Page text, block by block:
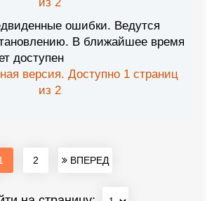
ошибки. Ведутся
В ближайшее время
доступен
версия. Доступно 1 страниц
из 2
2 ВПЕРЕД